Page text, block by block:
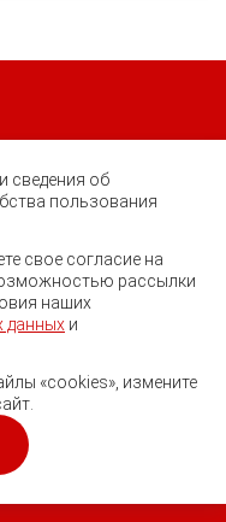
Трейдинг.
данных
сведения об
пользования
свое согласие на
рассылки
наших
данных и
«cookies», измените